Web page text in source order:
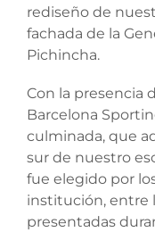
rediseño de
fachada de la
Pichincha.
Con la presencia
Barcelona
culminada, que
sur de nuestro
fue elegido por
institución, entre
presentadas